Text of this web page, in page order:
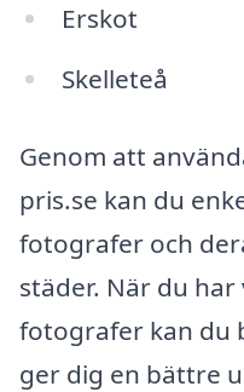
Erskot
Skelleteå
Genom att
pris.se kan du
fotografer och
städer. När du
fotografer kan du
ger dig en bättre